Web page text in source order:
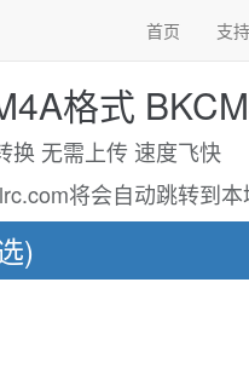
首页 支
格式
换 无需上传 速度飞快
将会自动跳转到本
)